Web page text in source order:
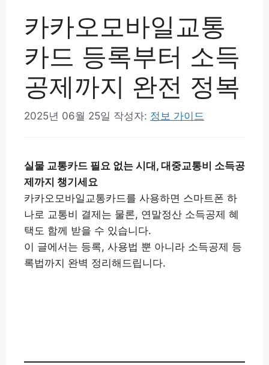
카카오모바일교통
카드 등록부터 소득
공제까지 완전 정복
2025년 06월 25일 작성자: 정보 가이드
실물 교통카드 필요 없는 시대, 대중교통비 소득공
제까지 챙기세요
카카오모바일교통카드를 사용하면 스마트폰 하
나로 교통비 결제는 물론, 연말정산 소득공제 혜
택도 함께 받을 수 있습니다.
이 글에서는 등록, 사용법 뿐 아니라 소득공제 등
록법까지 완벽 정리해드립니다.